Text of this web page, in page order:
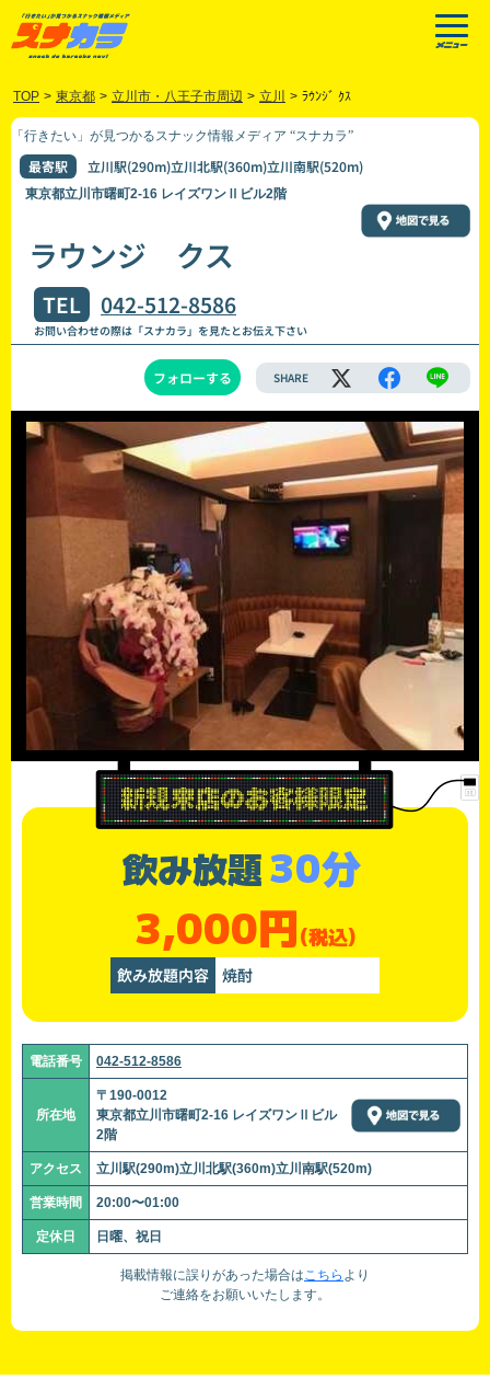
TOP > 東京都 > 立川市・八王子市周辺 > 立川 > ﾗｳﾝｼﾞ ｸｽ
「行きたい」が見つかるスナック情報メディア “スナカラ”
最寄駅 立川駅(290m)立川北駅(360m)立川南駅(520m)
東京都立川市曙町2-16 レイズワンⅡビル2階
ラウンジ クス
TEL 042-512-8586
お問い合わせの際は「スナカラ」を見たとお伝え下さい
フォローする SHARE
飲み放題30分
3,000円(税込)
飲み放題内容 焼酎
電話番号 042-512-8586
所在地
〒190-0012
東京都立川市曙町2-16 レイズワンⅡビル
2階
アクセス 立川駅(290m)立川北駅(360m)立川南駅(520m)
営業時間 20:00〜01:00
定休日 日曜、祝日
掲載情報に誤りがあった場合はこちら より
ご連絡をお願いいたします。